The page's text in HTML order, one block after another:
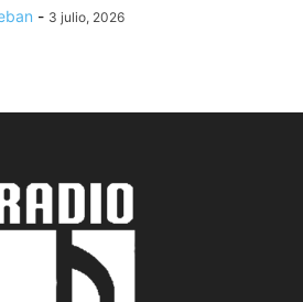
- 3 julio, 2026